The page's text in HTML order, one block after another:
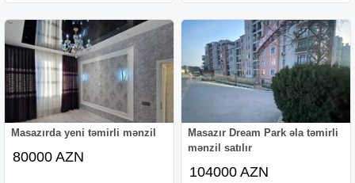
Masazırda yeni təmirli mənzil
80000 AZN
Masazır Dream Park əla təmirli
mənzil satılır
104000 AZN